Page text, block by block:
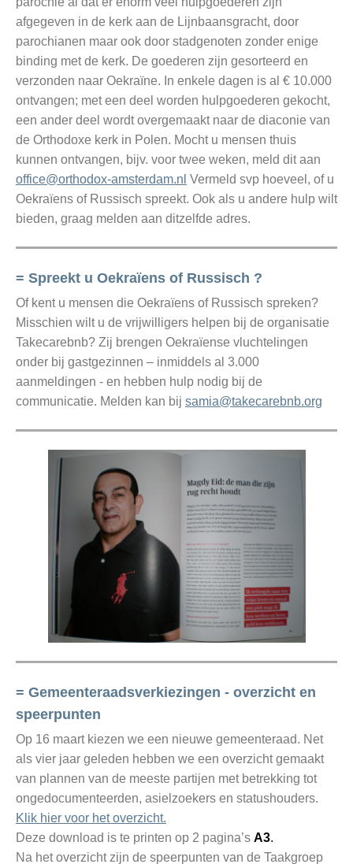
afgegeven in de kerk aan de Lijnbaansgracht, door
parochianen maar ook door stadgenoten zonder enige
binding met de kerk. De goederen zijn gesorteerd en
verzonden naar Oekraïne. In enkele dagen is al € 10.000
ontvangen; met een deel worden hulpgoederen gekocht,
een ander deel wordt overgemaakt naar de diaconie van
de Orthodoxe kerk in Polen. Mocht u mensen thuis
kunnen ontvangen, bijv. voor twee weken, meld dit aan
office@orthodox-amsterdam.nl Vermeld svp hoeveel, of u
Oekraïens of Russisch spreekt. Ook als u andere hulp wilt
bieden, graag melden aan ditzelfde adres.
= Spreekt u Oekraïens of Russisch ?
Of kent u mensen die Oekraïens of Russisch spreken?
Misschien wilt u de vrijwilligers helpen bij de organisatie
Takecarebnb? Zij brengen Oekraïense vluchtelingen
onder bij gastgezinnen – inmiddels al 3.000
aanmeldingen - en hebben hulp nodig bij de
communicatie. Melden kan bij samia@takecarebnb.org
= Gemeenteraadsverkiezingen - overzicht en
speerpunten
Op 16 maart kiezen we een nieuwe gemeenteraad. Net
als vier jaar geleden hebben we een overzicht gemaakt
van plannen van de meeste partijen met betrekking tot
ongedocumenteerden, asielzoekers en statushouders.
Klik hier voor het overzicht.
Deze download is te printen op 2 pagina’s A3.
Na het overzicht zijn de speerpunten van de Taakgroep